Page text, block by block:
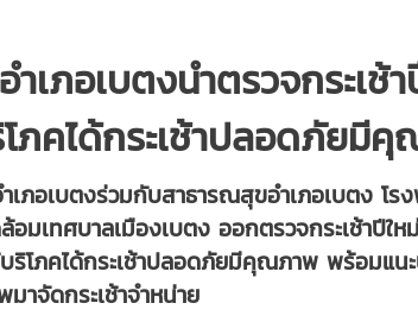
ำเภอเบตงนำตรวจกระเช้
ภคได้กระเช้าปลอดภัยมี
เภอเบตงร่วมกับสาธารณสุขอำเภอเบตง โ
อมเทศบาลเมืองเบตง ออกตรวจกระเช้าปีใ
ริโภคได้กระเช้าปลอดภัยมีคุณภาพ พร้อมแ
าจัดกระเช้าจำหน่าย